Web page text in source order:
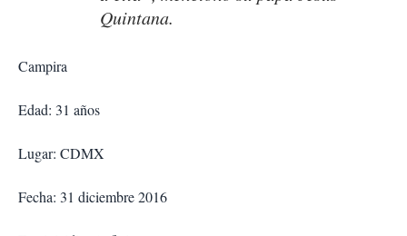
Quintana.
Campira
Edad: 31 años
Lugar: CDMX
Fecha: 31 diciembre 2016